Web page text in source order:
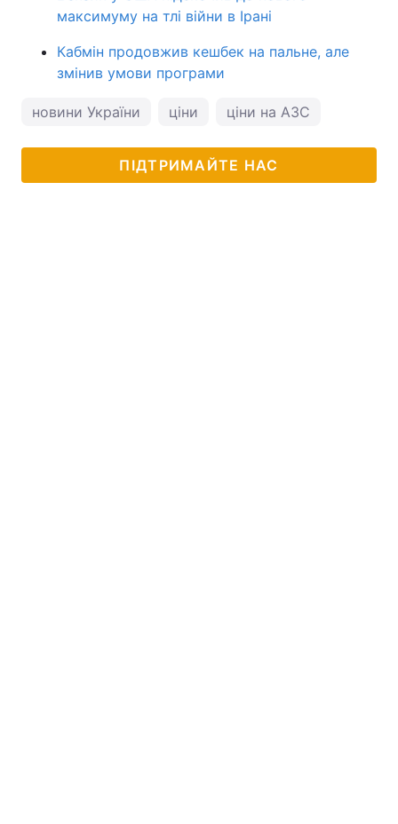
максимуму на тлі війни в Ірані
Кабмін продовжив кешбек на пальне, але
змінив умови програми
новини України ціни ціни на АЗС
ПІДТРИМАЙТЕ НАС